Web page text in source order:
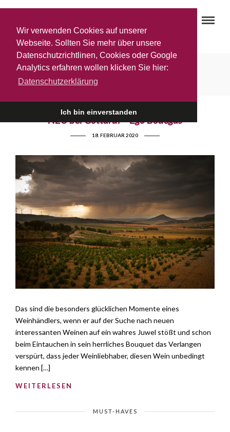
Wir verwenden Cookies auf unserer
Webseite. Sollten Sie mehr über unsere
Datenschutzrichtlinen, Cookies oder Google
Analytics erfahren wollen klicken Sie hier:
Datenschutzerklärung
Ich bin einverstanden
Ioana Paunescu
NEU bei Gottardi – Ego Bodegas
18. FEBRUAR 2020
Das sind die besonders glücklichen Momente eines
Weinhändlers, wenn er auf der Suche nach neuen
interessanten Weinen auf ein wahres Juwel stößt und schon
beim Eintauchen in sein herrliches Bouquet das Verlangen
verspürt, dass jeder Weinliebhaber, diesen Wein unbedingt
kennen […]
WEITERLESEN
MUST-HAVES